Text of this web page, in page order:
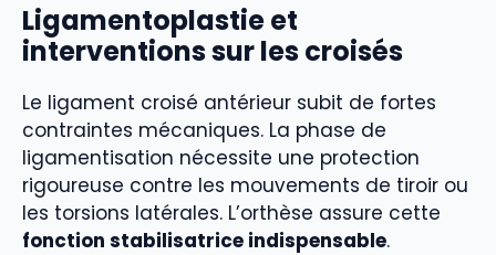
Ligamentoplastie et
interventions sur les croisés
Le ligament croisé antérieur subit de fortes
contraintes mécaniques. La phase de
ligamentisation nécessite une protection
rigoureuse contre les mouvements de tiroir ou
les torsions latérales. L’orthèse assure cette
fonction stabilisatrice indispensable.